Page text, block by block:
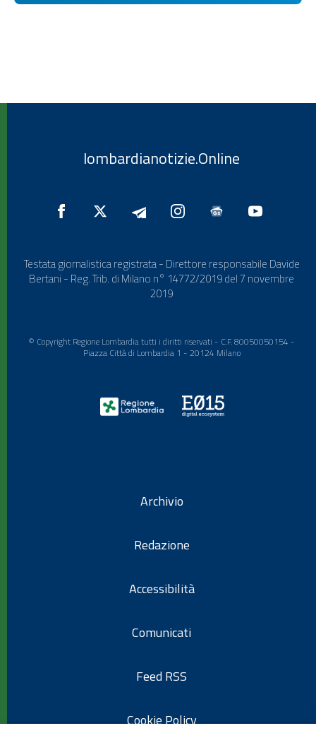
lombardianotizie.Online
Testata giornalistica registrata - Direttore responsabile Davide
Bertani - Reg. Trib. di Milano n° 14772/2019 del 7 novembre
2019
© Copyright Regione Lombardia tutti i diritti riservati - C.F. 80050050154 -
Piazza Città di Lombardia 1 - 20124 Milano
Archivio
Redazione
Accessibilità
Comunicati
Feed RSS
Cookie Policy